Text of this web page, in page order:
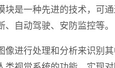
是一种先进的技术，可
自动驾驶、安防监控等。
进行处理和分析来识别